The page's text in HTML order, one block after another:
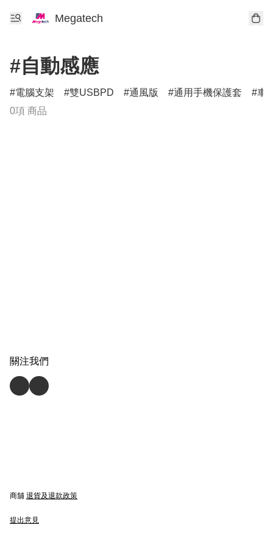
Megatech
#自動感應
電腦支架 雙USBPD 通風版 通用手機保護套
車
0項 商品
關注我們
商舖 退貨及退款政策
提出意見